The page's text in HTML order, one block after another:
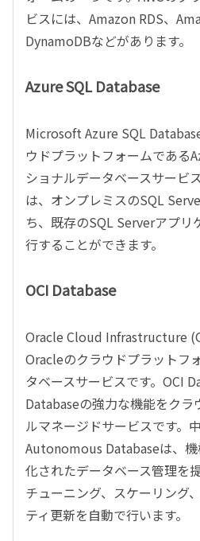
ビスには、Amazon RDS、
DynamoDBなどがあります。
Azure SQL Database
Microsoft Azure SQL
ウドプラットフォームである
ショナルデータベースサービ
は、オンプレミスのSQL
ち、既存のSQL Serverアプリ
行することができます。
OCI Database
Oracle Cloud Infrastructure
Oracleのクラウドプラットフ
タベースサービスです。OCI
Databaseの強力な機能をクラ
ルマネージドサービスです。
Autonomous Databaseは、
化されたデータベース管理を
チューニング、スケーリング
ティ更新を自動で行います。